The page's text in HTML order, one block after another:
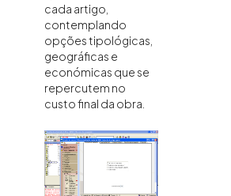
cada artigo,
contemplando
opções tipológicas,
geográficas e
económicas que se
repercutem no
custo final da obra.